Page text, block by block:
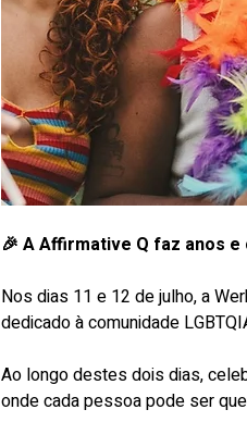
🎉 A Affirmative Q faz anos
Nos dias 11 e 12 de julho, a
dedicado à comunidade
Ao longo destes dois dias,
onde cada pessoa pode ser